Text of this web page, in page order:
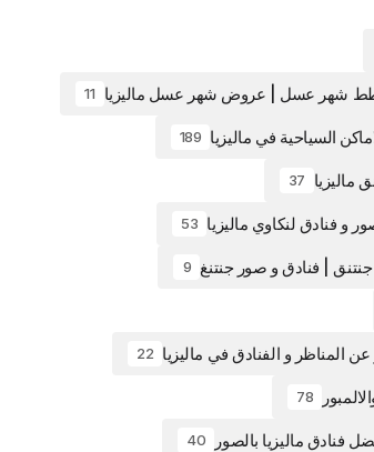
خطط شهر عسل | عروض شهر عسل ماليزيا 11
السياحية في ماليزيا 189
ماليزيا 37
و فنادق لنكاوي ماليزيا 53
| فنادق و صور جنتنغ 9
المناظر و الفنادق في ماليزيا 22
78
فنادق ماليزيا بالصور 40